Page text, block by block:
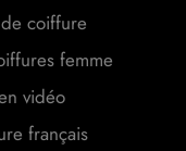
coiffure
femme
vidéo
français